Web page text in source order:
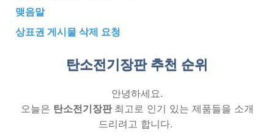
맺음말
상표권 게시물 삭제 요청
탄소전기장판 추천 순위
안녕하세요.
오늘은 탄소전기장판 최고로 인기 있는 제품들을 소개
드리려고 합니다.